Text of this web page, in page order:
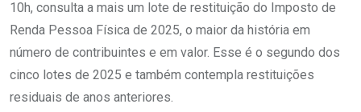
10h, consulta a mais um lote de restituição do Imposto de
Renda Pessoa Física de 2025, o maior da história em
número de contribuintes e em valor. Esse é o segundo dos
cinco lotes de 2025 e também contempla restituições
residuais de anos anteriores.